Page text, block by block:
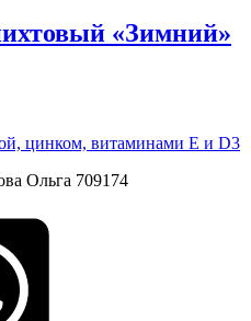
«Зимний»
Ольга 709174